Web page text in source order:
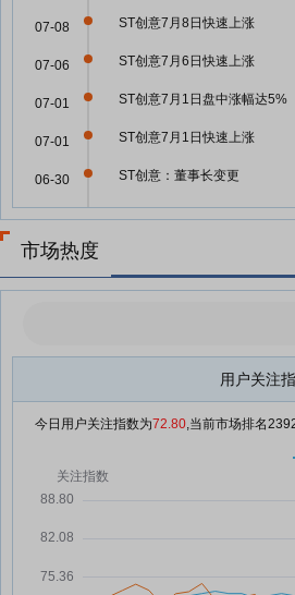
ST创意7月8日快速上涨
07-08
ST创意7月6日快速上涨
07-06
ST创意7月1日盘中涨幅达5%
07-01
ST创意7月1日快速上涨
07-01
ST创意：董事长变更
06-30
06-30
06-29
ST创意6月29日快速回调
06-29
ST创意6月26日盘中跌幅达5%
ST创意6月24日盘中跌幅达5%
06-24
ST创意6月22日盘中跌幅达5%
06-17
05-19
市场热度
用户关注
今日用户关注指数为72.80,当前市场排名